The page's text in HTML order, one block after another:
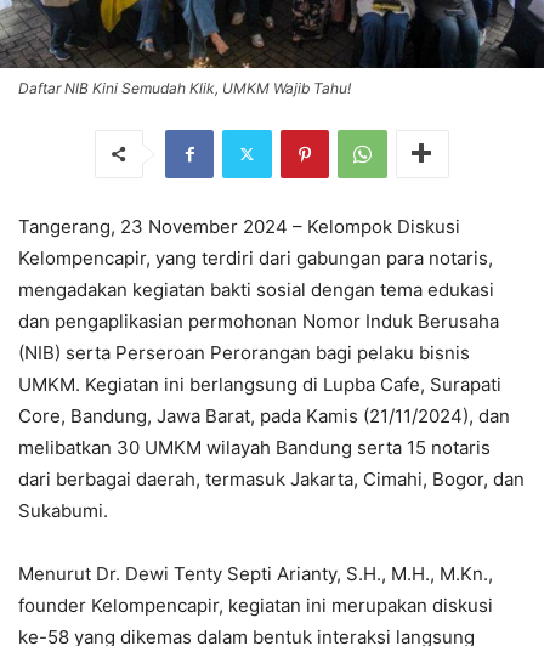
Daftar NIB Kini Semudah Klik, UMKM Wajib Tahu!
Tangerang, 23 November 2024 – Kelompok Diskusi
Kelompencapir, yang terdiri dari gabungan para notaris,
mengadakan kegiatan bakti sosial dengan tema edukasi
dan pengaplikasian permohonan Nomor Induk Berusaha
(NIB) serta Perseroan Perorangan bagi pelaku bisnis
UMKM. Kegiatan ini berlangsung di Lupba Cafe, Surapati
Core, Bandung, Jawa Barat, pada Kamis (21/11/2024), dan
melibatkan 30 UMKM wilayah Bandung serta 15 notaris
dari berbagai daerah, termasuk Jakarta, Cimahi, Bogor, dan
Sukabumi.
Menurut Dr. Dewi Tenty Septi Arianty, S.H., M.H., M.Kn.,
founder Kelompencapir, kegiatan ini merupakan diskusi
ke-58 yang dikemas dalam bentuk interaksi langsung